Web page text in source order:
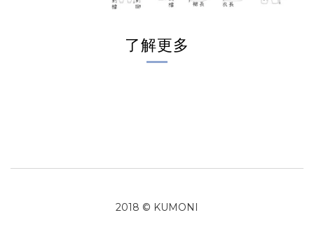
了解更多
2018 © KUMONI